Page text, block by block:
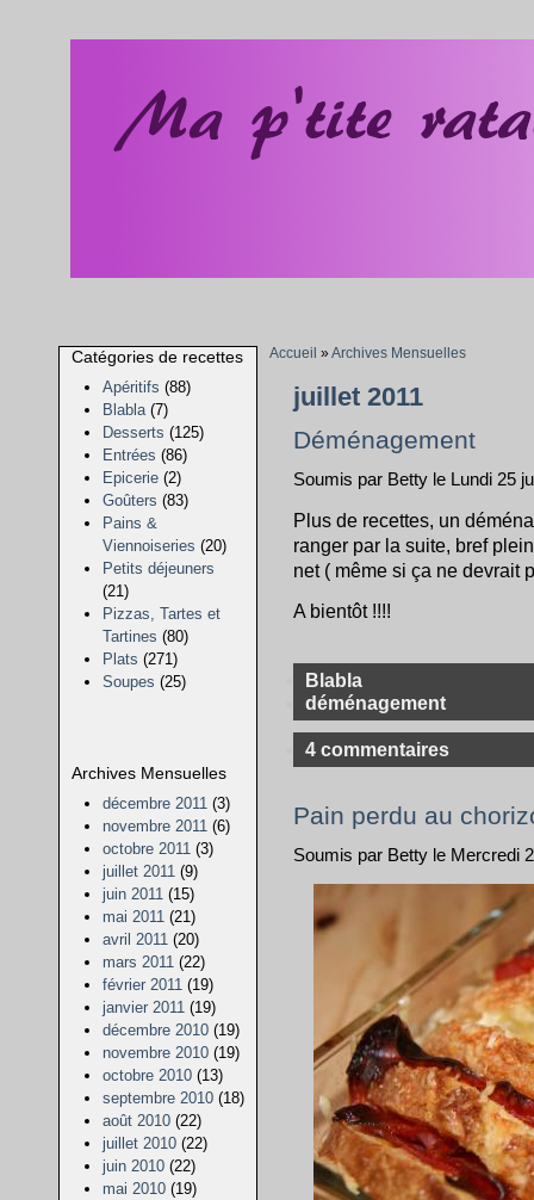
Catégories de recettes
Apéritifs (88)
Blabla (7)
Desserts (125)
Entrées (86)
Epicerie (2)
Goûters (83)
Pains &
Viennoiseries (20)
Petits déjeuners
(21)
Pizzas, Tartes et
Tartines (80)
Plats (271)
Soupes (25)
Archives Mensuelles
décembre 2011 (3)
novembre 2011 (6)
octobre 2011 (3)
juillet 2011 (9)
juin 2011 (15)
mai 2011 (21)
avril 2011 (20)
mars 2011 (22)
février 2011 (19)
janvier 2011 (19)
décembre 2010 (19)
novembre 2010 (19)
octobre 2010 (13)
septembre 2010 (18)
août 2010 (22)
juillet 2010 (22)
juin 2010 (22)
mai 2010 (19)
Accueil »Archives Mensuelles
juillet 2011
Déménagement
Soumis par Betty le Lundi 25
Plus de recettes, un
ranger par la suite, bref
net ( même si ça ne devrait
A bientôt !!!!
Blabla
déménagement
4 commentaires
Pain perdu au
Soumis par Betty le Mercredi